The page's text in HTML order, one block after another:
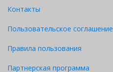
Контакты
Пользовательское соглашение
Правила пользования
Партнерская программа